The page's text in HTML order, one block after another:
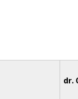
dr.